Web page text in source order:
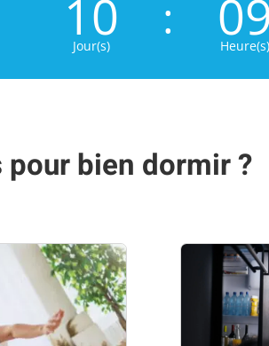
010
Jour(s) : 09
Heure(s)
pour bien dormir?